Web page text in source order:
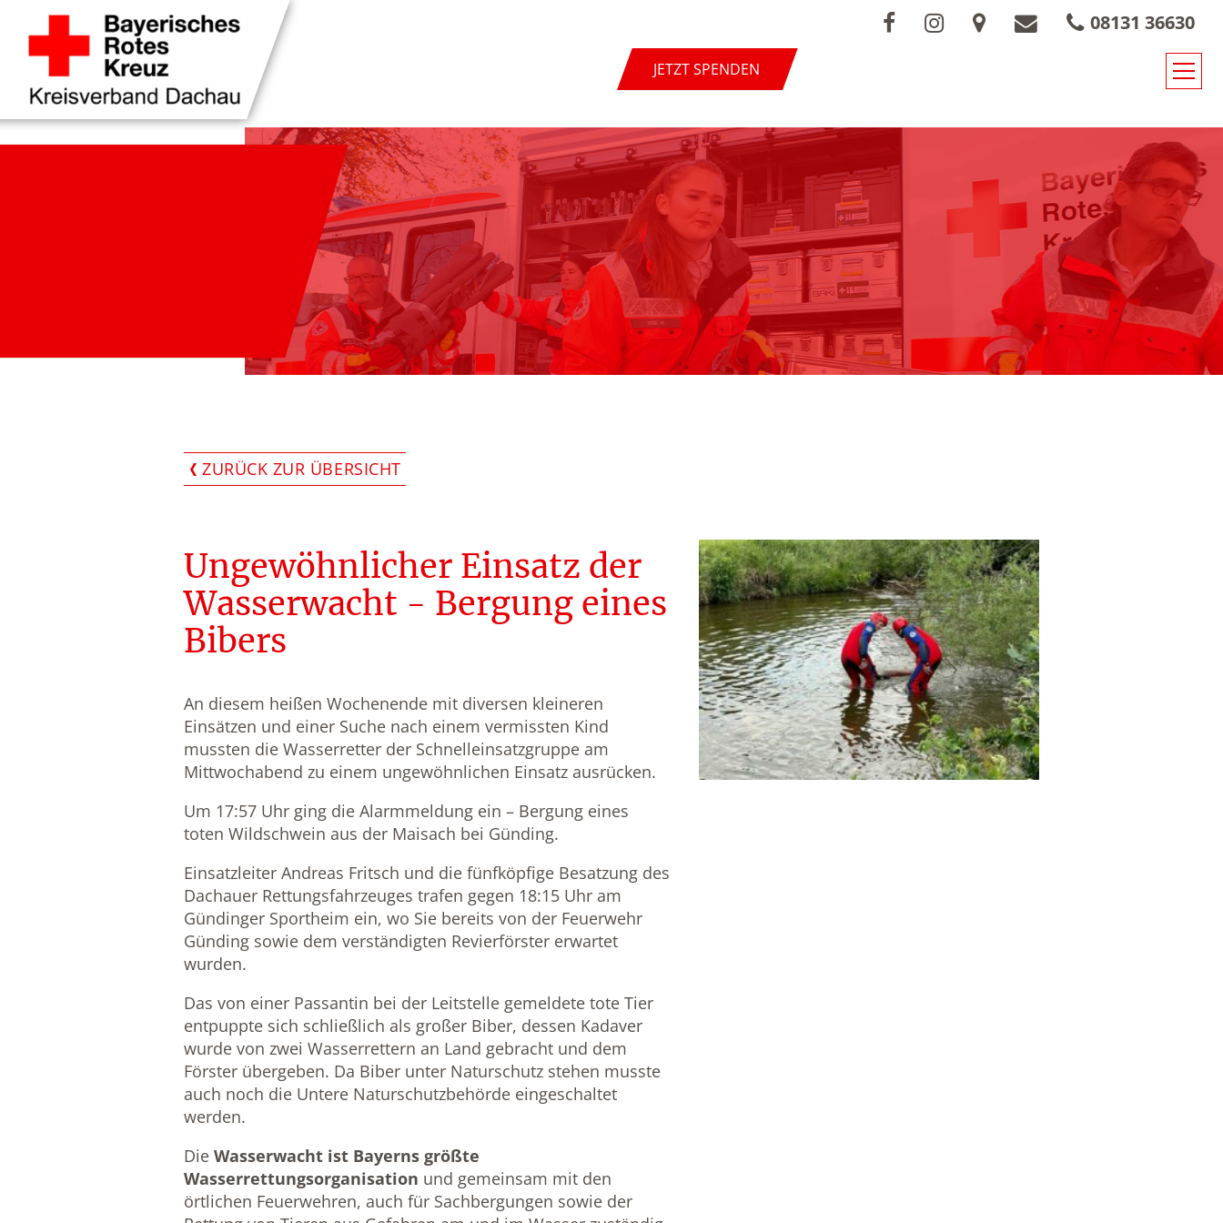
JETZT SPENDEN
08131 36630
ZURÜCK ZUR ÜBERSICHT
Ungewöhnlicher Einsatz der
Wasserwacht - Bergung eines
Bibers
An diesem heißen Wochenende mit diversen kleineren
Einsätzen und einer Suche nach einem vermissten Kind
mussten die Wasserretter der Schnelleinsatzgruppe am
Mittwochabend zu einem ungewöhnlichen Einsatz ausrücken.
Um 17:57 Uhr ging die Alarmmeldung ein – Bergung eines
toten Wildschwein aus der Maisach bei Günding.
Einsatzleiter Andreas Fritsch und die fünfköpfige Besatzung des
Dachauer Rettungsfahrzeuges trafen gegen 18:15 Uhr am
Gündinger Sportheim ein, wo Sie bereits von der Feuerwehr
Günding sowie dem verständigten Revierförster erwartet
wurden.
Das von einer Passantin bei der Leitstelle gemeldete tote Tier
entpuppte sich schließlich als großer Biber, dessen Kadaver
wurde von zwei Wasserrettern an Land gebracht und dem
Förster übergeben. Da Biber unter Naturschutz stehen musste
auch noch die Untere Naturschutzbehörde eingeschaltet
werden.
Die Wasserwacht ist Bayerns größte
Wasserrettungsorganisation und gemeinsam mit den
örtlichen Feuerwehren, auch für Sachbergungen sowie der